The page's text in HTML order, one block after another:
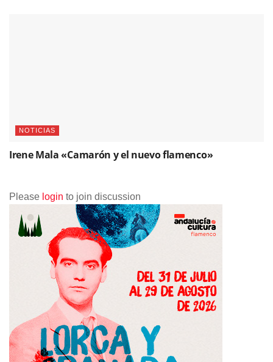
NOTICIAS
Irene Mala «Camarón y el nuevo flamenco»
Please login to join discussion